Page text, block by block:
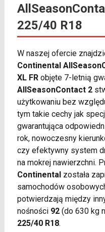
225/40 R18
W naszej ofercie
Continental
XL FRobjęte 7-letnią
AllSeasonContact 2
użytkowaniu bez
tym takie cechy jak
gwarantująca
rok, nowoczesny
czy efektywny system
na mokrej nawierzchni.
Continentalzostała
samochodów
potwierdzają między
nośności 92(do 630 kg
225/40 R18.